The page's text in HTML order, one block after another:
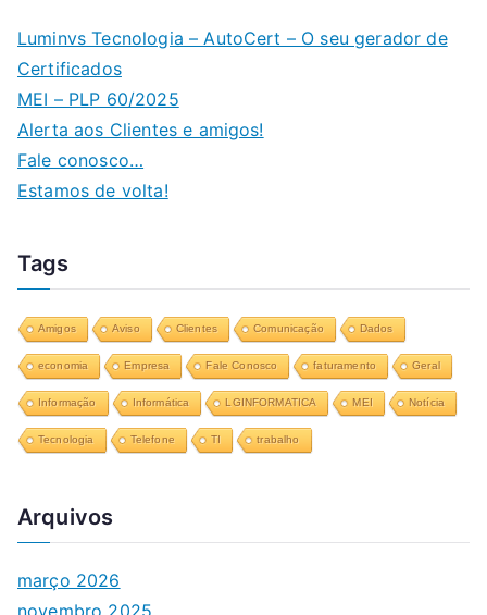
Luminvs Tecnologia – AutoCert – O seu gerador de
Certificados
MEI – PLP 60/2025
Alerta aos Clientes e amigos!
Fale conosco…
Estamos de volta!
Tags
Amigos Aviso Clientes Comunicação Dados
economia Empresa Fale Conosco faturamento Geral
Informação Informática LGINFORMATICA MEI Notícia
Tecnologia Telefone TI trabalho
Arquivos
março 2026
novembro 2025